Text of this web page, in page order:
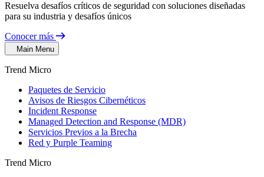
Resuelva desafíos críticos de seguridad con soluciones diseñadas
para su industria y desafíos únicos
Conocer más
Main Menu
Trend Micro
Paquetes de Servicio
Avisos de Riesgos Cibernéticos
Incident Response
Managed Detection and Response (MDR)
Servicios Previos a la Brecha
Red y Purple Teaming
Trend Micro